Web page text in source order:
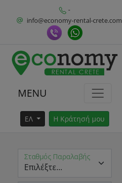
-
info@economy-rental-crete.com
MENU
ΕΛ Η Κράτησή μου
Σταθμός Παραλαβής